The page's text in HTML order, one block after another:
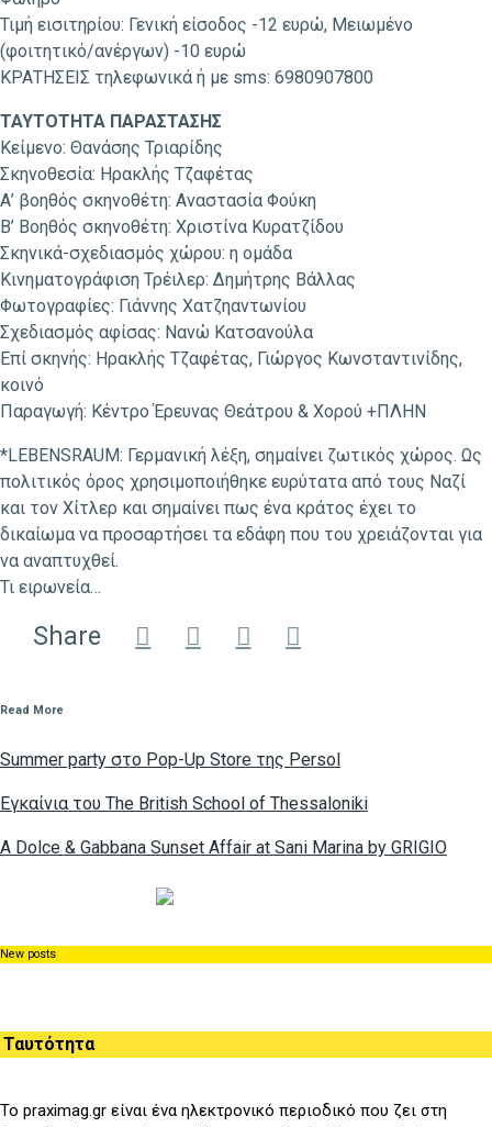
Τιμή εισιτηρίου: Γενική είσοδος -12 ευρώ, Μειωμένο
(φοιτητικό/ανέργων) -10 ευρώ
ΚΡΑΤΗΣΕΙΣ τηλεφωνικά ή με sms: 6980907800
ΤΑΥΤΟΤΗΤΑ ΠΑΡΑΣΤΑΣΗΣ
Κείμενο: Θανάσης Τριαρίδης
Σκηνοθεσία: Ηρακλής Τζαφέτας
Α’ βοηθός σκηνοθέτη: Αναστασία Φούκη
Β’ Βοηθός σκηνοθέτη: Χριστίνα Κυρατζίδου
Σκηνικά-σχεδιασμός χώρου: η ομάδα
Κινηματογράφιση Τρέιλερ: Δημήτρης Βάλλας
Φωτογραφίες: Γιάννης Χατζηαντωνίου
Σχεδιασμός αφίσας: Νανώ Κατσανούλα
Επί σκηνής: Ηρακλής Τζαφέτας, Γιώργος Κωνσταντινίδης,
κοινό
Παραγωγή: Κέντρο Έρευνας Θεάτρου & Χορού +ΠΛΗΝ
*LEBENSRAUM: Γερμανική λέξη, σημαίνει ζωτικός χώρος. Ως
πολιτικός όρος χρησιμοποιήθηκε ευρύτατα από τους Ναζί
και τον Χίτλερ και σημαίνει πως ένα κράτος έχει το
δικαίωμα να προσαρτήσει τα εδάφη που του χρειάζονται για
να αναπτυχθεί.
Τι ειρωνεία…
Share
Read More
Summer party στο Pop-Up Store της Persol
Eγκαίνια του The British School of Thessaloniki
A Dolce & Gabbana Sunset Affair at Sani Marina by GRIGIO
New posts
Ταυτότητα
Το praximag.gr είναι ένα ηλεκτρονικό περιοδικό που ζει στη